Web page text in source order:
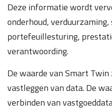
Deze informatie wordt
onderhoud, verduurzaming,
portefeuillesturing,
verantwoording.
De waarde van Smart
vastleggen van data. De
verbinden van